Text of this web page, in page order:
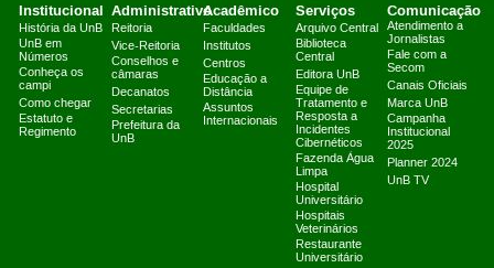
Institucional
História da UnB
UnB em
Números
Conheça os
campi
Como chegar
Estatuto e
Regimento
Administrativo
Reitoria
Vice-Reitoria
Conselhos e
câmaras
Decanatos
Secretarias
Prefeitura da
UnB
Acadêmico
Faculdades
Institutos
Centros
Educação a
Distância
Assuntos
Internacionais
Serviços
Arquivo Central
Biblioteca
Central
Editora UnB
Equipe de
Tratamento e
Resposta a
Incidentes
Cibernéticos
Fazenda Água
Limpa
Hospital
Universitário
Hospitais
Veterinários
Restaurante
Universitário
Comunicação
Atendimento a
Jornalistas
Fale com a
Secom
Canais Oficiais
Marca UnB
Campanha
Institucional
2025
Planner 2024
UnB TV